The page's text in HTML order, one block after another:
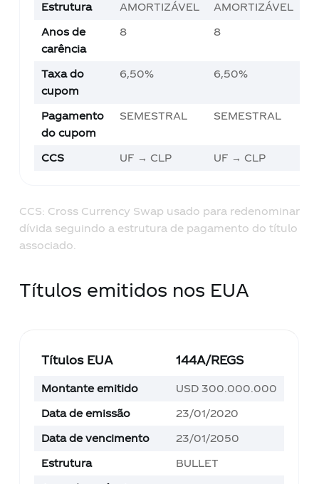
Estrutura AMORTIZÁVEL AMORTIZÁVEL
Anos de
carência
8 8
Taxa do
cupom
6,50% 6,50%
Pagamento
do cupom
SEMESTRAL SEMESTRAL
CCS UF → CLP UF → CLP
CCS: Cross Currency Swap usado para redenominar
dívida seguindo a estrutura de pagamento do título
associado.
Títulos emitidos nos EUA
Títulos EUA 144A/REGS
Montante emitido USD 300.000.000
Data de emissão 23/01/2020
Data de vencimento 23/01/2050
Estrutura BULLET